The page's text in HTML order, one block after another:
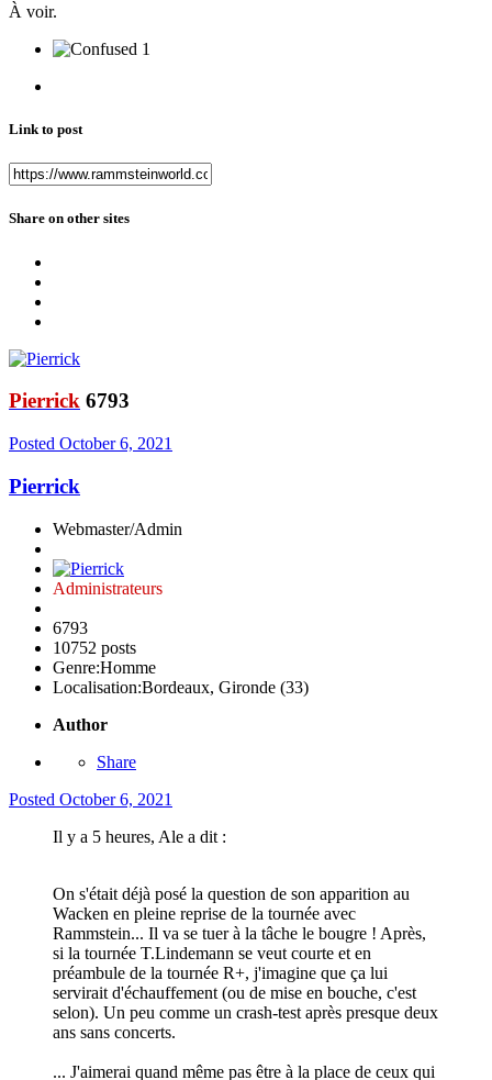
À voir.
1
Link to post
Share on other sites
Pierrick 6793
Posted October 6, 2021
Pierrick
Webmaster/Admin
Administrateurs
6793
10752 posts
Genre:Homme
Localisation:Bordeaux, Gironde (33)
Author
Share
Posted October 6, 2021
Il y a 5 heures, Ale a dit :
On s'était déjà posé la question de son apparition au
Wacken en pleine reprise de la tournée avec
Rammstein... Il va se tuer à la tâche le bougre ! Après,
si la tournée T.Lindemann se veut courte et en
préambule de la tournée R+, j'imagine que ça lui
servirait d'échauffement (ou de mise en bouche, c'est
selon). Un peu comme un crash-test après presque deux
ans sans concerts.
... J'aimerai quand même pas être à la place de ceux qui